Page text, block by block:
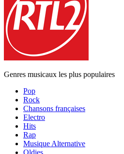
Genres musicaux les plus populaires
Pop
Rock
Chansons françaises
Electro
Hits
Rap
Musique Alternative